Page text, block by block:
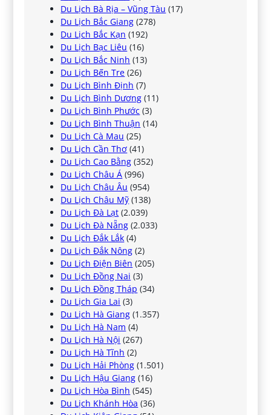
Du Lịch Bà Rịa – Vũng Tàu (17)
Du Lịch Bắc Giang (278)
Du Lịch Bắc Kạn (192)
Du Lịch Bạc Liêu (16)
Du Lịch Bắc Ninh (13)
Du Lịch Bến Tre (26)
Du Lịch Bình Định (7)
Du Lịch Bình Dương (11)
Du Lịch Bình Phước (3)
Du Lịch Bình Thuận (14)
Du Lịch Cà Mau (25)
Du Lịch Cần Thơ (41)
Du Lịch Cao Bằng (352)
Du Lịch Châu Á (996)
Du Lịch Châu Âu (954)
Du Lịch Châu Mỹ (138)
Du Lịch Đà Lạt (2.039)
Du Lịch Đà Nẵng (2.033)
Du Lịch Đắk Lắk (4)
Du Lịch Đắk Nông (2)
Du Lịch Điện Biên (205)
Du Lịch Đồng Nai (3)
Du Lịch Đồng Tháp (34)
Du Lịch Gia Lai (3)
Du Lịch Hà Giang (1.357)
Du Lịch Hà Nam (4)
Du Lịch Hà Nội (267)
Du Lịch Hà Tĩnh (2)
Du Lịch Hải Phòng (1.501)
Du Lịch Hậu Giang (16)
Du Lịch Hòa Bình (545)
Du Lịch Khánh Hòa (36)